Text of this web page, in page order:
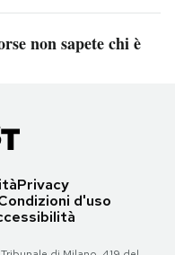
non sapete chi è
Privacy
d'uso